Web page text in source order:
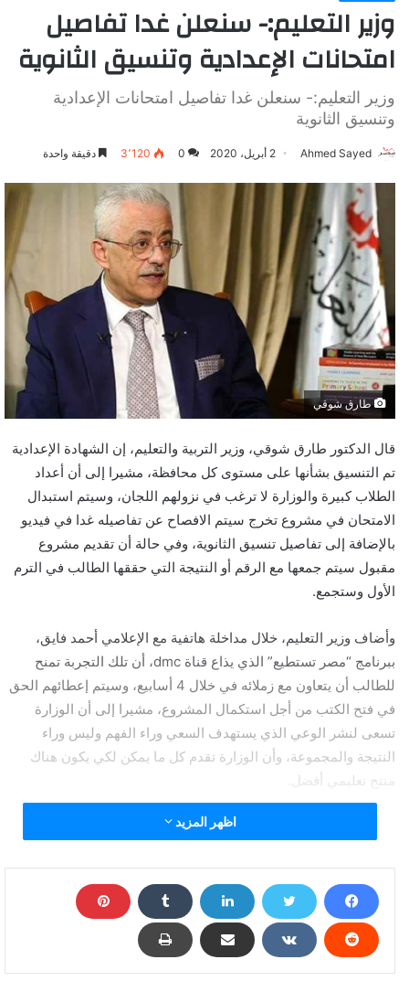
وزير التعليم:- سنعلن غدا تفاصيل
امتحانات الإعدادية وتنسيق الثانوية
وزير التعليم:- سنعلن غدا تفاصيل امتحانات الإعدادية
وتنسيق الثانوية
Ahmed Sayed 2 أبريل، 2020 0 3٬120 دقيقة واحدة
طارق شوقي
قال الدكتور طارق شوقي، وزير التربية والتعليم، إن الشهادة الإعدادية
تم التنسيق بشأنها على مستوى كل محافظة، مشيرا إلى أن أعداد
الطلاب كبيرة والوزارة لا ترغب في نزولهم اللجان، وسيتم استبدال
الامتحان في مشروع تخرج سيتم الافصاح عن تفاصيله غدا في فيديو
بالإضافة إلى تفاصيل تنسيق الثانوية، وفي حالة أن تقديم مشروع
مقبول سيتم جمعها مع الرقم أو النتيجة التي حققها الطالب في الترم
الأول وستجمع.
وأضاف وزير التعليم، خلال مداخلة هاتفية مع الإعلامي أحمد فايق،
ببرنامج “مصر تستطيع” الذي يذاع قناة dmc، أن تلك التجربة تمنح
للطالب أن يتعاون مع زملائه في خلال 4 أسابيع، وسيتم إعطائهم الحق
في فتح الكتب من أجل استكمال المشروع، مشيرا إلى أن الوزارة
تسعى لنشر الوعي الذي يستهدف السعي وراء الفهم وليس وراء
النتيجة والمجموعة، وأن الوزارة تقدم كل ما يمكن لكي يكون هناك
منتج تعليمي أفضل.
ووجه الوزير رسالة للطلاب، أن يتعاونوا مع بعض من أجل إتمام
المشروعات، مشددا على ضرورة إعادة تقييمهم لطرق التعليم
والدراسة، وبالنسبة لامتحانات الثانوية العامة، فكل الدولة تقف من أجل
إتمام تلك المهمة.
اظهر المزيد